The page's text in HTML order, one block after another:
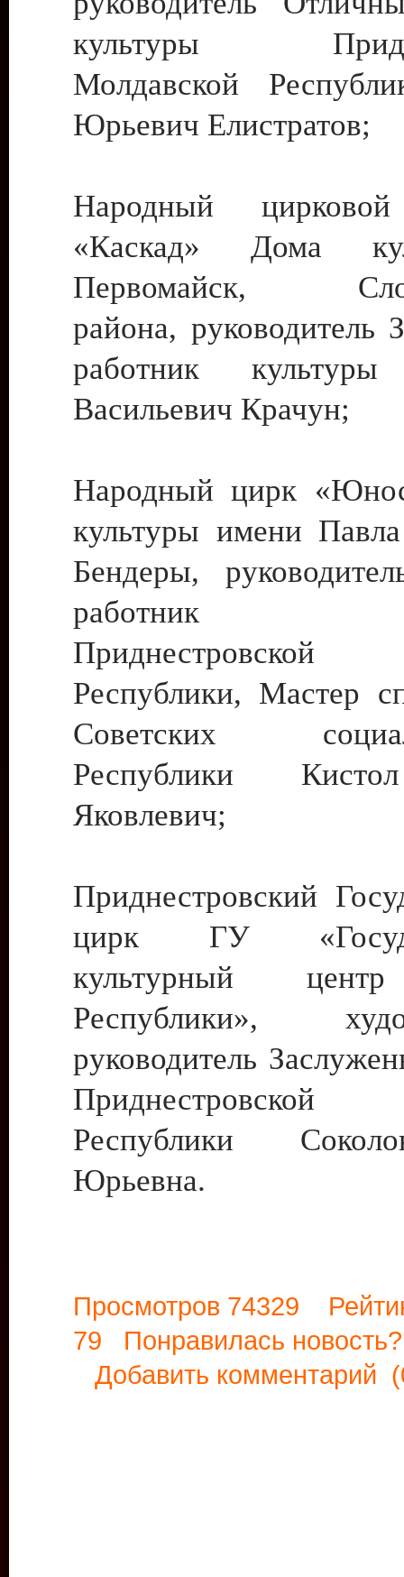
культуры
Молдавской
Юрьевич Елистратов;
Народный цирковой
«Каскад» Дома
Первомайск,
района, руководитель
работник культуры
Васильевич Крачун;
Народный цирк
культуры имени
Бендеры,
работник
Приднестровской
Республики, Мастер
Советских
Республики
Яковлевич;
Приднестровский
цирк ГУ
культурный
Республики»,
руководитель
Приднестровской
Республики
Юрьевна.
Просмотров 74329
79 Понравилась
Добавить комментарий